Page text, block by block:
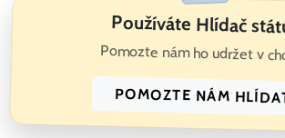
Používáte Hlídač
Pomozte nám ho udržet v
POMOZTE NÁM